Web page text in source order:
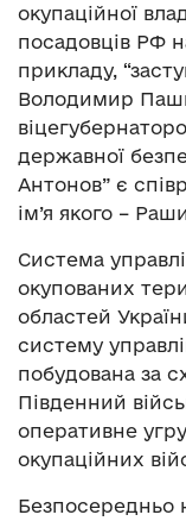
окупаційної
посадовців РФ
прикладу,
Володимир
державної
Антонов” є
ім’я якого –
Система
окупованих
областей
систему
побудована за
Південний
оперативне
окупаційних
Безпосередньо